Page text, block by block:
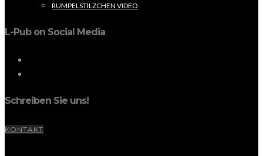
RUMPELSTILZCHEN VIDEO
L-Pub on Social Media
Schreiben Sie uns!
KONTAKT